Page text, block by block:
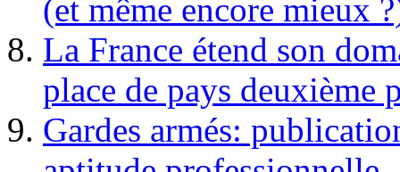
(et même encore mieux
La France étend son
place de pays deuxième
Gardes armés: